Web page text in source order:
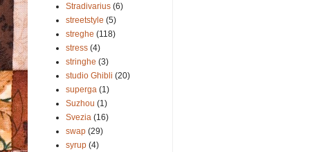
Stradivarius (6)
streetstyle (5)
streghe (118)
stress (4)
stringhe (3)
studio Ghibli (20)
superga (1)
Suzhou (1)
Svezia (16)
swap (29)
syrup (4)